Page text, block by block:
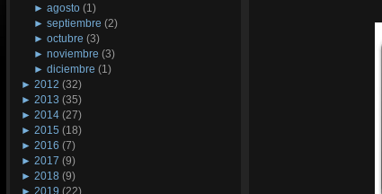
►agosto (1)
►septiembre (2)
►octubre (3)
►noviembre (3)
►diciembre (1)
► 2012 (32)
► 2013 (35)
► 2014 (27)
► 2015 (18)
► 2016 (7)
► 2017 (9)
► 2018 (9)
► 2019 (22)